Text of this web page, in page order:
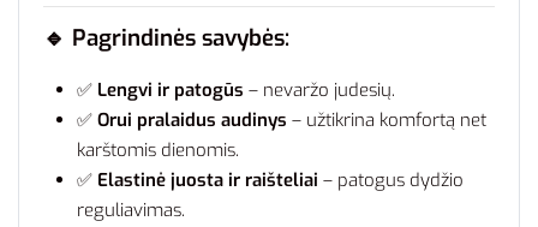
🔹 Pagrindinės savybės:
✅ Lengvi ir patogūs – nevaržo judesių.
✅Orui pralaidus audinys – užtikrina komfortą net
karštomis dienomis.
✅ Elastinė juosta ir raišteliai – patogus dydžio
reguliavimas.